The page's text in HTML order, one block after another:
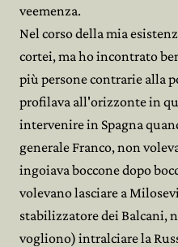
veemenza.
Nel corso della mia
cortei, ma ho incontrato
più persone contrarie alla
profilava all'orizzonte in
intervenire in Spagna
generale Franco, non
ingoiava boccone dopo
volevano lasciare a
stabilizzatore dei Balcani,
vogliono) intralciare la